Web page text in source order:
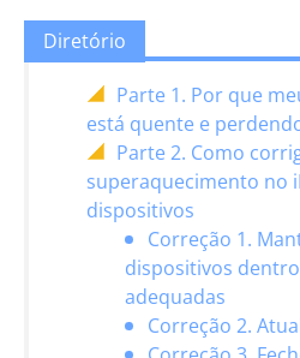
Diretório
Parte 1. Por que
está quente e
Parte 2. Como
superaquecimento no
dispositivos
Correção 1.
dispositivos
adequadas
Correção 2.